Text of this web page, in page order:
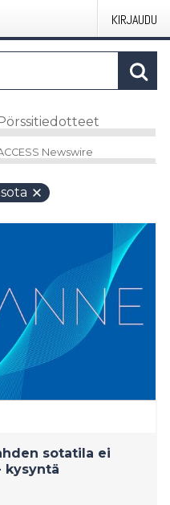
KIRJAUDU
Newswire
sotatila ei
kysyntä